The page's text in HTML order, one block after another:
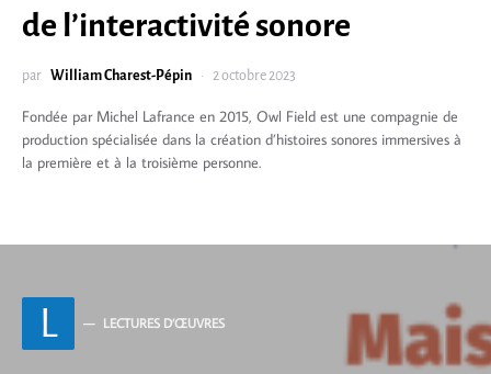
de l’interactivité sonore
par William Charest-Pépin 2 octobre 2023
Fondée par Michel Lafrance en 2015, Owl Field est une compagnie de
production spécialisée dans la création d’histoires sonores immersives à
la première et à la troisième personne.
L LECTURES D’ŒUVRES